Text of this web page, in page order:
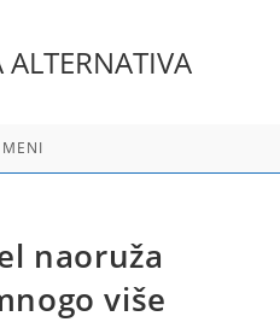
ALTERNATIVA
MENI
naoruža
više